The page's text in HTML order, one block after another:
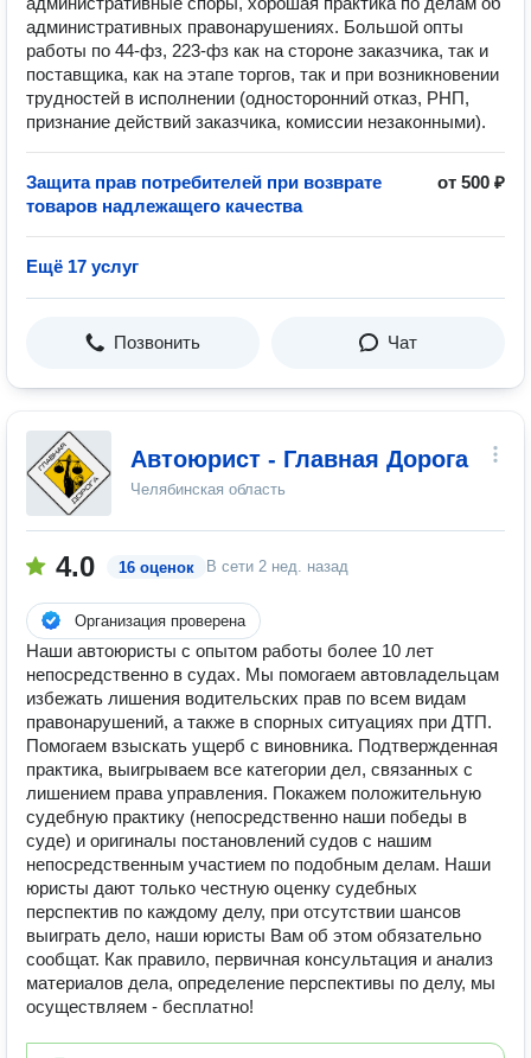
административных правонарушениях. Большой опты
работы по 44-фз, 223-фз как на стороне заказчика, так и
поставщика, как на этапе торгов, так и при возникновении
трудностей в исполнении (односторонний отказ, РНП,
признание действий заказчика, комиссии незаконными).
Защита прав потребителей при возврате
товаров надлежащего качества
от 500 ₽
Ещё 17 услуг
Позвонить Чат
Автоюрист - Главная Дорога
Челябинская область
4.0 16 оценок В сети 2 нед. назад
Организация проверена
Наши автоюристы с опытом работы более 10 лет
непосредственно в судах. Мы помогаем автовладельцам
избежать лишения водительских прав по всем видам
правонарушений, а также в спорных ситуациях при ДТП.
Помогаем взыскать ущерб с виновника. Подтвержденная
практика, выигрываем все категории дел, связанных с
лишением права управления. Покажем положительную
судебную практику (непосредственно наши победы в
суде) и оригиналы постановлений судов с нашим
непосредственным участием по подобным делам. Наши
юристы дают только честную оценку судебных
перспектив по каждому делу, при отсутствии шансов
выиграть дело, наши юристы Вам об этом обязательно
сообщат. Как правило, первичная консультация и анализ
материалов дела, определение перспективы по делу, мы
осуществляем - бесплатно!